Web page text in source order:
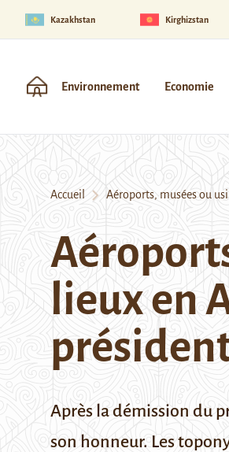
Kazakhstan Kirghizstan
Environnement Economie
Accueil Aéroports, musées ou
lieux en
Après la démission du
son honneur. Les